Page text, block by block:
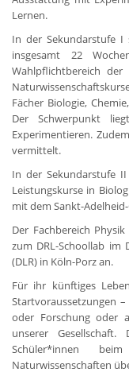
Lernen.
In der Sekundarstufe I
insgesamt 22
Wahlpflichtbereich
Fächer Biologie,
Der Schwerpunkt
Experimentieren.
vermittelt.
In der Sekundarstufe
Leistungskurse in
mit dem Sankt-
Der Fachbereich
zum DRL-Schoollab
(DLR) in Köln-Porz an.
Für ihr künftiges
Startvoraussetzungen
oder Forschung oder
unserer
Schüler*innen
Naturwissenschaften